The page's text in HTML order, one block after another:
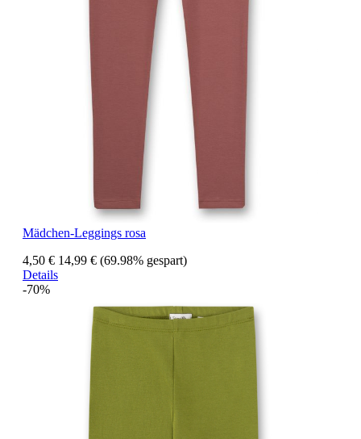
Mädchen-Leggings rosa
4,50 € 14,99 € (69.98% gespart)
Details
-70%